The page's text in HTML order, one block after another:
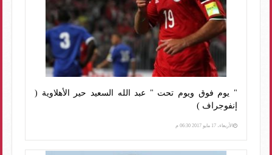
" يوم فوق ويوم تحت " عبد الله السعيد حير الأهلاوية (
إنفوجراف )
الأربعاء، 17 مايو 2017 06:30 م